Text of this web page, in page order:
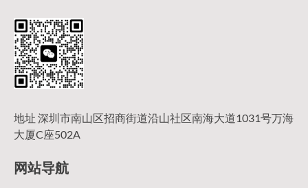
地址 深圳市南山区招商街道沿山社区南海大道1031号万海
大厦C座502A
网站导航